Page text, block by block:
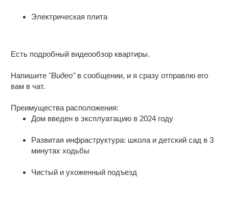
Электрическая плита
Есть подробный видеообзор квартиры.
Напишите "Видео"в сообщении, и я сразу отправлю его
вам в чат.
Преимущества расположения:
Дом введен в эксплуатацию в 2024 году
Развитая инфраструктура: школа и детский сад в 3
минутах ходьбы
Чистый и ухоженный подъезд